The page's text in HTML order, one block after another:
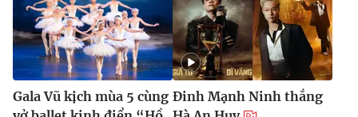
Gala Vũ kịch mùa 5 cùng Đinh Mạnh Ninh thắng